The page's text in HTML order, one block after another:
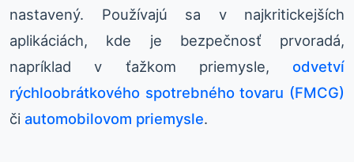
nastavený. Používajú sa v najkritickejších
aplikáciách, kde je bezpečnosť prvoradá,
napríklad v ťažkom priemysle, odvetví
rýchloobrátkového spotrebného tovaru (FMCG)
či automobilovom priemysle.